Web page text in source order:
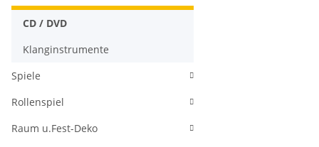
CD / DVD
Klanginstrumente
Spiele
Rollenspiel
Raum u.Fest-Deko